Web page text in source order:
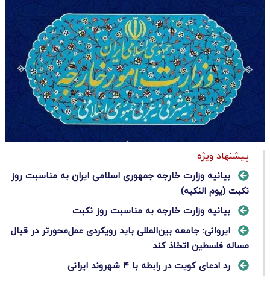
پیشنهاد ویژه
بیانیه وزارت خارجه جمهوری اسلامی ایران به مناسبت روز
نکبت (یوم النکبه)
بیانیه وزارت خارجه به مناسبت ر‌وز نکبت
ایروانی: جامعه بین‌المللی باید رویکردی عمل‌محورتر در قبال
مساله فلسطین اتخاذ کند
رد ادعای کویت در رابطه با ۴ شهروند ایرانی